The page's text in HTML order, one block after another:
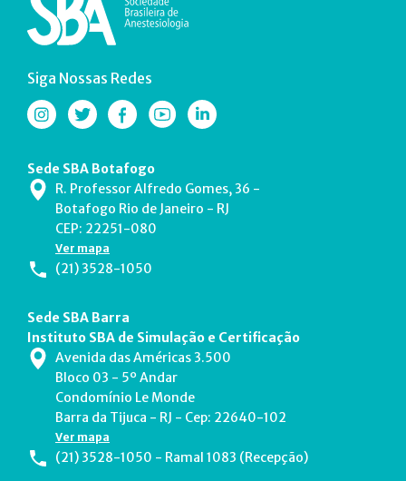
Siga Nossas Redes
Sede SBA Botafogo
R. Professor Alfredo Gomes, 36 -
Botafogo Rio de Janeiro - RJ
CEP: 22251-080
Ver mapa
(21) 3528-1050
Sede SBA Barra
Instituto SBA de Simulação e Certificação
Avenida das Américas 3.500
Bloco 03 - 5º Andar
Condomínio Le Monde
Barra da Tijuca - RJ - Cep: 22640-102
Ver mapa
(21) 3528-1050 - Ramal 1083 (Recepção)